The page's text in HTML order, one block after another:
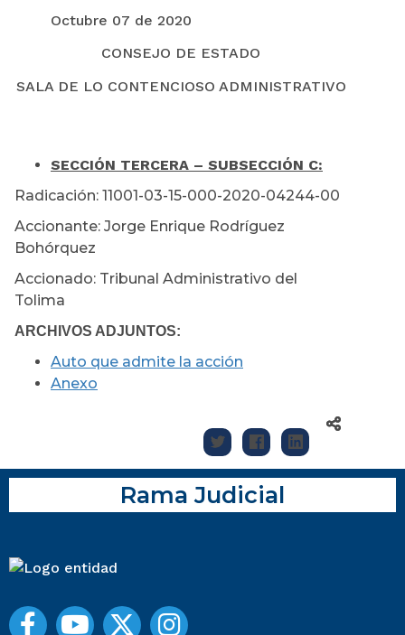
Octubre 07 de 2020
CONSEJO DE ESTADO
SALA DE LO CONTENCIOSO ADMINISTRATIVO
SECCIÓN TERCERA – SUBSECCIÓN C:
Radicación: 11001-03-15-000-2020-04244-00
Accionante: Jorge Enrique Rodríguez
Bohórquez
Accionado: Tribunal Administrativo del
Tolima
ARCHIVOS ADJUNTOS:
Auto que admite la acción
Anexo
Rama Judicial